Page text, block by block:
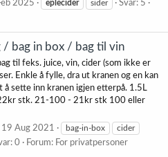
2025 eplecider sider
Svar: 5
/ bag in box / bag til vin
til feks. juice, vin, cider (som ikke er
Enkle å fylle, dra ut kranen og en kan
å sette inn kranen igjen etterpå. 1.5L
stk. 21-100 - 21kr stk 100 eller
19 Aug 2021 bag-in-box
cider
0 Forum: For privatpersoner